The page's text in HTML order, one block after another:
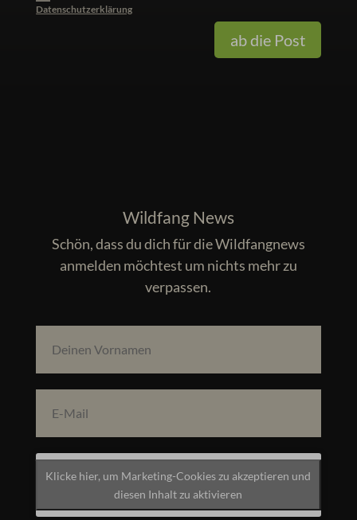
Datenschutzerklärung
ab die Post
Wildfang News
Schön, dass du dich für die Wildfangnews
anmelden möchtest um nichts mehr zu
verpassen.
Klicke hier, um Marketing-Cookies zu akzeptieren und
diesen Inhalt zu aktivieren